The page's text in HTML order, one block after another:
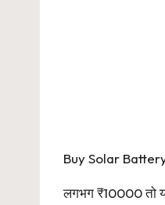
Buy Solar
लगभग ₹10000 तो